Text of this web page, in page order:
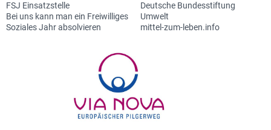
FSJ Einsatzstelle
Bei uns kann man ein Freiwilliges
Soziales Jahr absolvieren
Deutsche Bundesstiftung
Umwelt
mittel-zum-leben.info